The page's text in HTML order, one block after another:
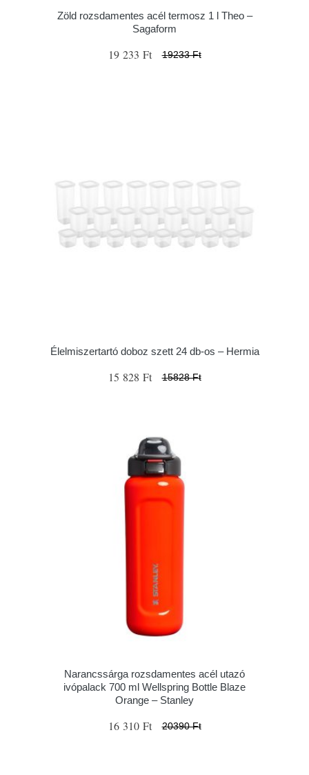
Zöld rozsdamentes acél termosz 1 l Theo –
Sagaform
19 233 Ft 19233 Ft
Élelmiszertartó doboz szett 24 db-os – Hermia
15 828 Ft 15828 Ft
Narancssárga rozsdamentes acél utazó
ivópalack 700 ml Wellspring Bottle Blaze
Orange – Stanley
16 310 Ft 20390 Ft